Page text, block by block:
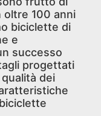
oltre 100 anni
biciclette di
e
successo
progettati
dei